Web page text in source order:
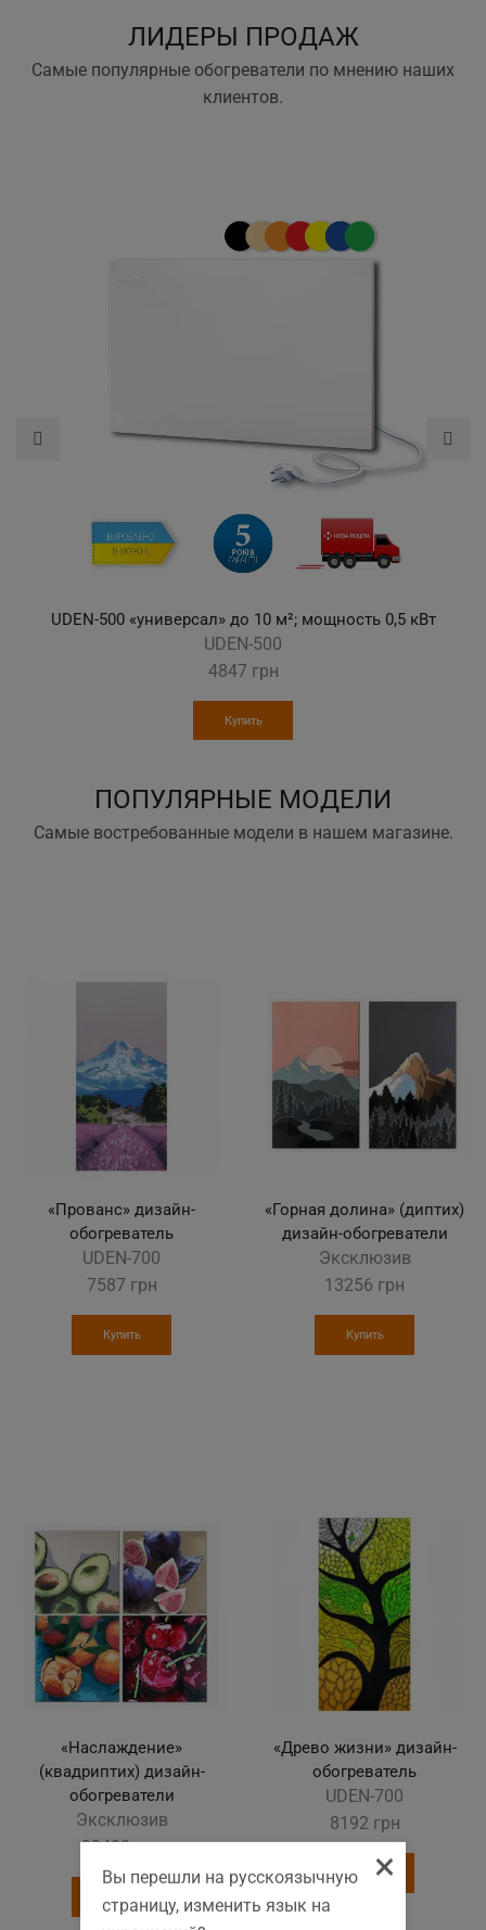
ЛИДЕРЫ ПРОДАЖ
Самые популярные обогреватели по мнению наших
клиентов.
UDEN-700 «универсал» до 15 м²; мощность 0,7 кВт
UDEN-700
5095 грн
Купить
ПОПУЛЯРНЫЕ МОДЕЛИ
Самые востребованные модели в нашем магазине.
«Прованс» дизайн-
обогреватель
UDEN-700
7587 грн
Купить
«Горная долина» (диптих)
дизайн-обогреватели
Эксклюзив
13256 грн
Купить
«Наслаждение»
(квадриптих) дизайн-
обогреватели
Эксклюзив
23400грн
«Древо жизни» дизайн-
обогреватель
UDEN-700
8192 грн
Купить×
Вы перешли на русскоязычную
страницу, изменить язык на